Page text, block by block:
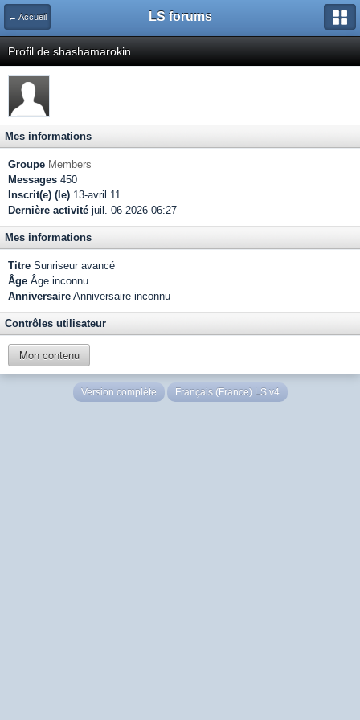
← Accueil LS forums
Profil de shashamarokin
Mes informations
Groupe Members
Messages 450
Inscrit(e) (le) 13-avril 11
Dernière activité juil. 06 2026 06:27
Mes informations
Titre Sunriseur avancé
Âge Âge inconnu
Anniversaire Anniversaire inconnu
Contrôles utilisateur
Mon contenu
Version complète Français (France) LS v4